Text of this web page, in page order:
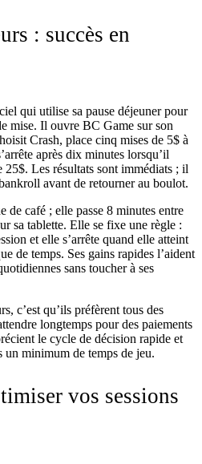
: succès en
qui utilise sa pause déjeuner pour
mise. Il ouvre BC Game sur son
Crash, place cinq mises de 5$ à
après dix minutes lorsqu’il
Les résultats sont immédiats ; il
avant de retourner au boulot.
de café ; elle passe 8 minutes entre
sa tablette. Elle se fixe une règle :
et elle s’arrête quand elle atteint
de temps. Ses gains rapides l’aident
sans toucher à ses
c’est qu’ils préfèrent tous des
longtemps pour des paiements
le cycle de décision rapide et
un minimum de temps de jeu.
vos sessions